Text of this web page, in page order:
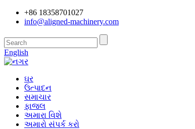
+86 18358701027
info@aligned-machinery.com
English
ઘર
ઉત્પાદન
સમાચાર
ફાજલ
અમારા વિશે
અમારો સંપર્ક કરો